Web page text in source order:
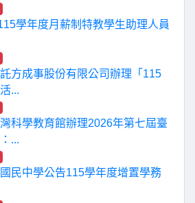
學年度月薪制特教學生助理人員
方成事股份有限公司辦理「115
...
科學教育館辦理2026年第七屆臺
...
民中學公告115學年度增置學務